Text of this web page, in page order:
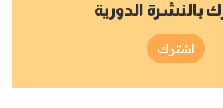
بالنشرة الدورية
اشترك